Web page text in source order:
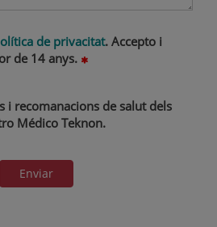
de privacitat. Accepto i
de 14 anys.
i recomanacions de salut dels
Médico Teknon.
Enviar